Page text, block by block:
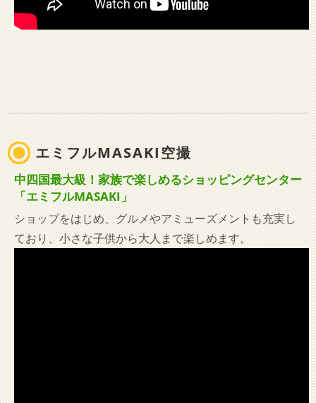
エミフルMASAKI空撮
中四国最大級！家族で楽しめるショッピングセンター
「エミフルMASAKI」
ショップをはじめ、グルメやアミューズメントも充実し
ており、小さな子供から大人まで楽しめます。